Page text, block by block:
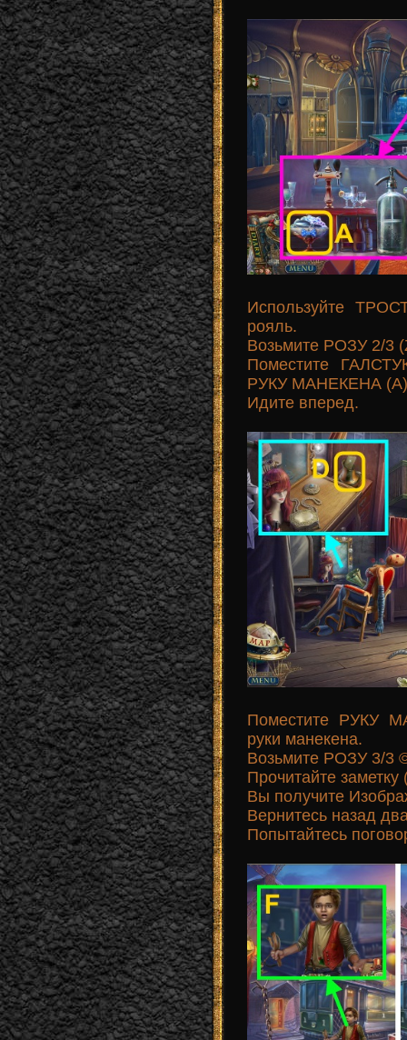
Используйте
рояль.
Возьмите РОЗУ 2/3
Поместите
РУКУ МАНЕКЕНА
Идите вперед.
Поместите РУКУ
руки манекена.
Возьмите РОЗУ 3/3
Прочитайте
Вы получите
Вернитесь назад
Попытайтесь